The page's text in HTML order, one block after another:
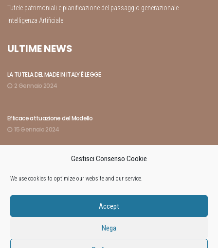
Gestisci Consenso Cookie
We use cookies to optimize our website and our service.
Accept
Nega
Tutele patrimoniali e pianificazione del passaggio generazionale
Intelligenza Artificiale
ULTIME NEWS
LA TUTELA DEL MADE IN ITALY É LEGGE
2 Gennaio 2024
Efficace attuazione del Modello
15 Gennaio 2024
Indici rivelatori dell’amministrazione di fatto